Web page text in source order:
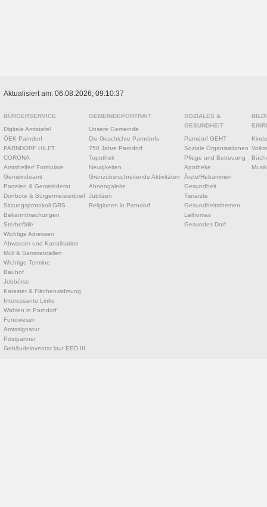
Aktualisiert am: 06.08.2026; 09:10:37
BÜRGERSERVICE
Digitale Amtstafel
ÖEK Parndorf
PARNDORF HILFT
CORONA
Amtshelfer/ Formulare
Gemeindeamt
Parteien & Gemeinderat
Dorfbote & Bürgermeisterbrief
Sitzungsprotokoll GRS
Bekanntmachungen
Sterbefälle
Wichtige Adressen
Abwasser und Kanalisation
Müll & Sammelstellen
Wichtige Termine
Bauhof
Jobbörse
Kataster & Flächenwidmung
Interessante Links
Wahlen in Parndorf
Fundwesen
Amtssignatur
Postpartner
Gebäudeinventar laut EED III
GEMEINDEPORTRAIT
Unsere Gemeinde
Die Geschichte Parndorfs
750 Jahre Parndorf
Topothek
Neuigkeiten
Grenzüberschreitende Aktivitäten
Ahnengalerie
Jubiläen
Religionen in Parndorf
SOZIALES &
GESUNDHEIT
Parndorf GEHT
Soziale Organisationen
Pflege und Betreuung
Apotheke
Ärzte/Hebammen
Gesundheit
Tierärzte
Gesundheitsthemen
Leihomas
Gesundes Dorf